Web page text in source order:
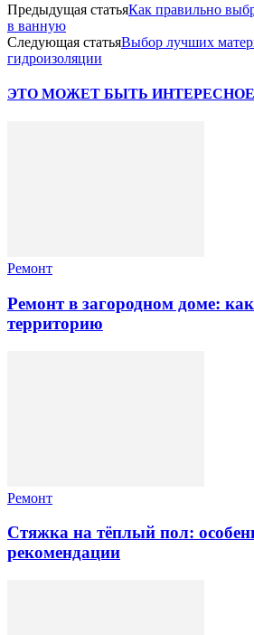
Предыдущая статьяКак правильно
в ванную
Следующая статьяВыбор лучших
гидроизоляции
ЭТО МОЖЕТ БЫТЬ ИНТЕРЕСНО
Ремонт
Ремонт в загородном доме: как
территорию
Ремонт
Стяжка на тёплый пол:
рекомендации